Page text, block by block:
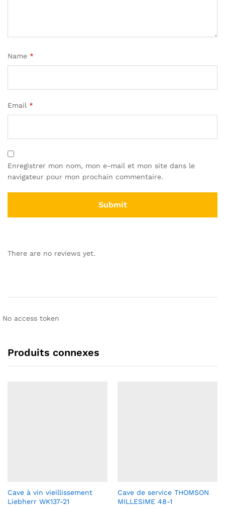
Name *
Email *
Enregistrer mon nom, mon e-mail et mon site dans le
navigateur pour mon prochain commentaire.
There are no reviews yet.
No access token
Produits connexes
Cave à vin vieillissement
Liebherr WK137-21
Cave de service THOMSON
MILLESIME 48-1